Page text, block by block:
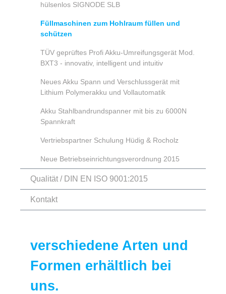
hülsenlos SIGNODE SLB
Füllmaschinen zum Hohlraum füllen und
schützen
TÜV geprüftes Profi Akku-Umreifungsgerät Mod.
BXT3 - innovativ, intelligent und intuitiv
Neues Akku Spann und Verschlussgerät mit
Lithium Polymerakku und Vollautomatik
Akku Stahlbandrundspanner mit bis zu 6000N
Spannkraft
Vertriebspartner Schulung Hüdig & Rocholz
Neue Betriebseinrichtungsverordnung 2015
Qualität / DIN EN ISO 9001:2015
Kontakt
verschiedene Arten und
Formen erhältlich bei
uns.